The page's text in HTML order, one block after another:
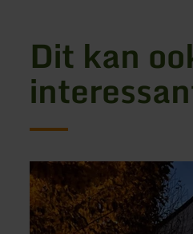
Dit kan
meer
informatie
over:
Altes
Pfarrhaus
Ringhuscheid